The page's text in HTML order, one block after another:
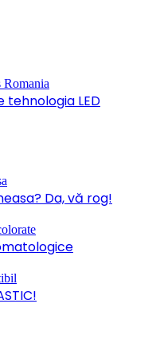
LED
Da, vă rog!